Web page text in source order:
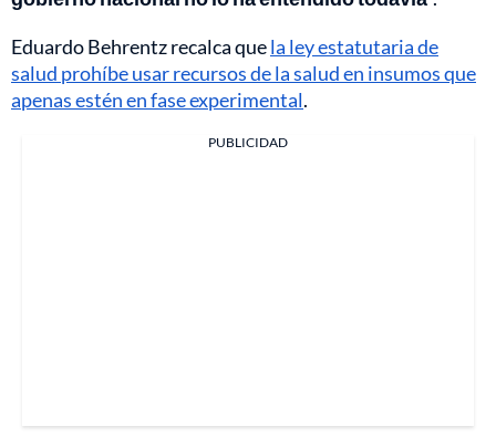
Eduardo Behrentz recalca quela ley estatutaria de
salud prohíbe usar recursos de la salud en insumos que
apenas estén en fase experimental.
PUBLICIDAD